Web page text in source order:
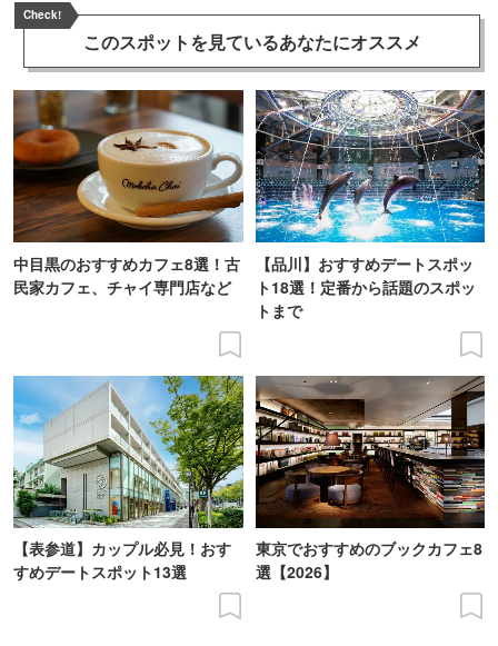
Check!
このスポットを見ているあなたにオススメ
中目黒のおすすめカフェ8選！古
民家カフェ、チャイ専門店など
【品川】おすすめデートスポッ
ト18選！定番から話題のスポッ
トまで
【表参道】カップル必見！おす
すめデートスポット13選
東京でおすすめのブックカフェ8
選【2026】